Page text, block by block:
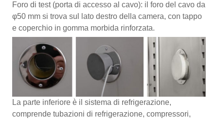
Foro di test (porta di accesso al cavo): il foro del cavo da
φ50 mm si trova sul lato destro della camera, con tappo
e coperchio in gomma morbida rinforzata.
La parte inferiore è il sistema di refrigerazione,
comprende tubazioni di refrigerazione, compressori,